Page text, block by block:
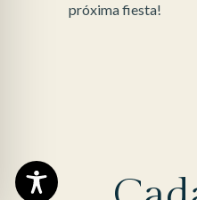
próxima fiesta!